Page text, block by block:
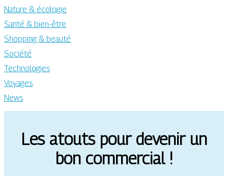
Nature & écologie
Santé & bien-être
Shopping & beauté
Société
Technologies
Voyages
News
Les atouts pour devenir un
bon commercial !